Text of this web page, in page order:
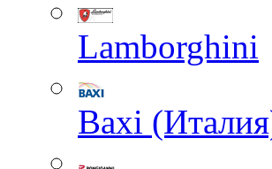
Lamborghini
Baxi